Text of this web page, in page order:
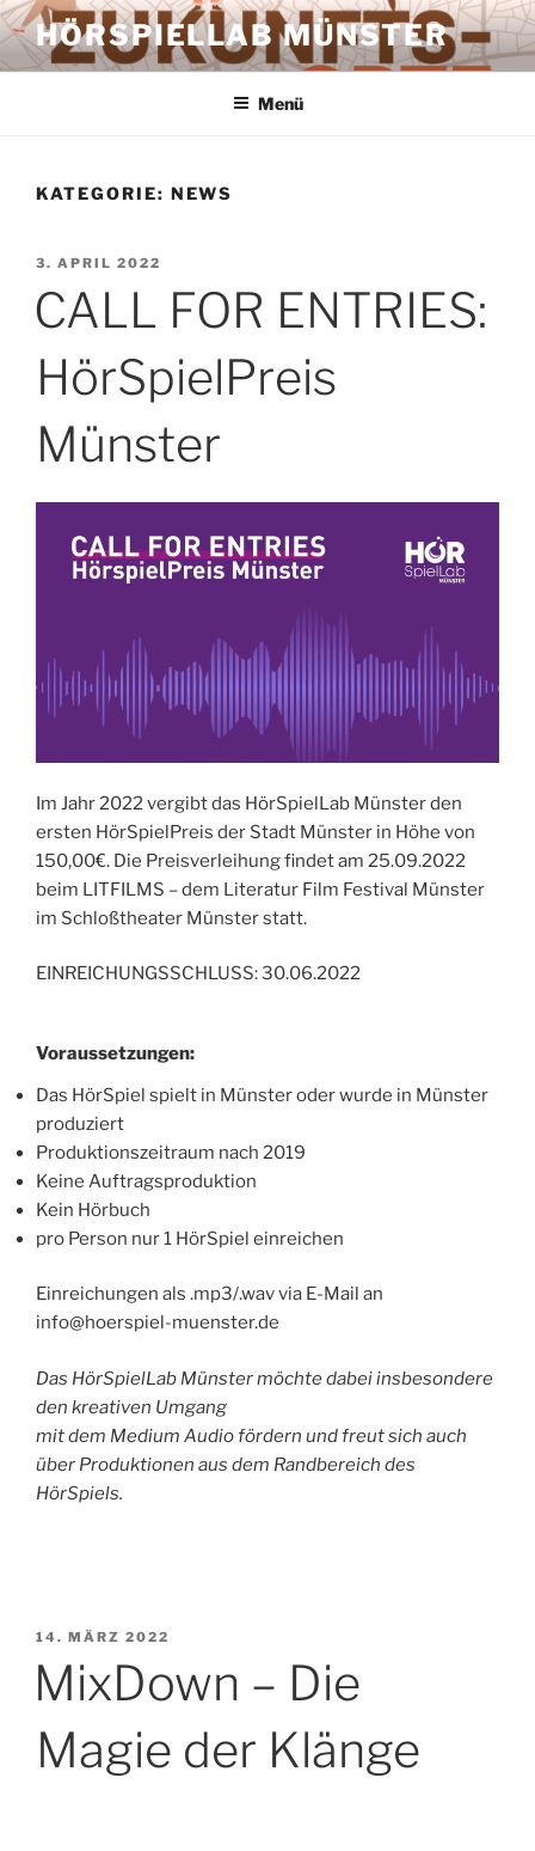
Zum
Inhalt
springen
HÖRSPIELLAB MÜNSTER
Menü
KATEGORIE: NEWS
VERÖFFENTLICHT
3. APRIL 2022
CALL FOR ENTRIES:
HörSpielPreis
Münster
Im Jahr 2022 vergibt das HörSpielLab Münster den
ersten HörSpielPreis der Stadt Münster in Höhe von
150,00€. Die Preisverleihung findet am 25.09.2022
beim LITFILMS – dem Literatur Film Festival Münster
im Schloßtheater Münster statt.
EINREICHUNGSSCHLUSS: 30.06.2022
Voraussetzungen:
Das HörSpiel spielt in Münster oder wurde in Münster
produziert
Produktionszeitraum nach 2019
Keine Auftragsproduktion
Kein Hörbuch
pro Person nur 1 HörSpiel einreichen
Einreichungen als .mp3/.wav via E-Mail an
info@hoerspiel-muenster.de
Das HörSpielLab Münster möchte dabei insbesondere
den kreativen Umgang
mit dem Medium Audio fördern und freut sich auch
über Produktionen aus dem Randbereich des
HörSpiels.
VERÖFFENTLICHT
14. MÄRZ 2022
MixDown – Die
Magie der Klänge